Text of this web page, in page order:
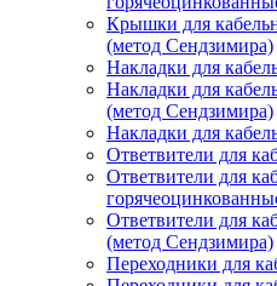
Крышки для
(метод Сендзимира)
Накладки для
Накладки для
(метод Сендзимира)
Накладки для
Ответвители для
Ответвители для
Ответвители для
(метод Сендзимира)
Переходники для